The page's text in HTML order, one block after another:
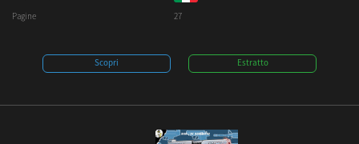
Pagine 27
Scopri Estratto